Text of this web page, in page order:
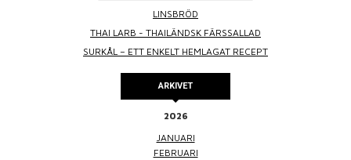
LINSBRÖD
THAI LARB - THAILÄNDSK FÄRSSALLAD
SURKÅL – ETT ENKELT HEMLAGAT RECEPT
ARKIVET
2026
JANUARI
FEBRUARI